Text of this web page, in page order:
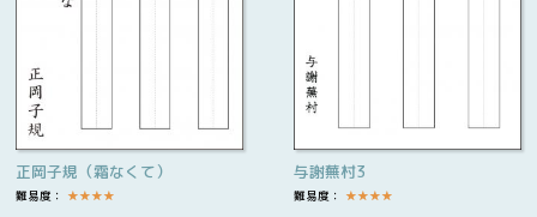
正岡子規（霜なくて）
難易度： ★★★★
与謝蕪村3
難易度： ★★★★